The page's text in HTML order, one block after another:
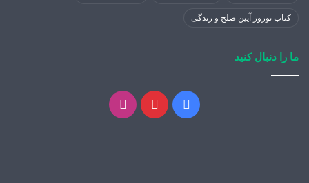
کتاب نوروز آیین صلح و زندگی
ما را دنبال کنید
فیسبوکپینتریستاینستاگرام